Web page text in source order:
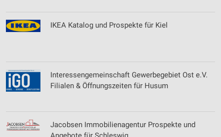
IKEA Katalog und Prospekte für Kiel
Interessengemeinschaft Gewerbegebiet Ost e.V.
Filialen & Öffnungszeiten für Husum
Jacobsen Immobilienagentur Prospekte und